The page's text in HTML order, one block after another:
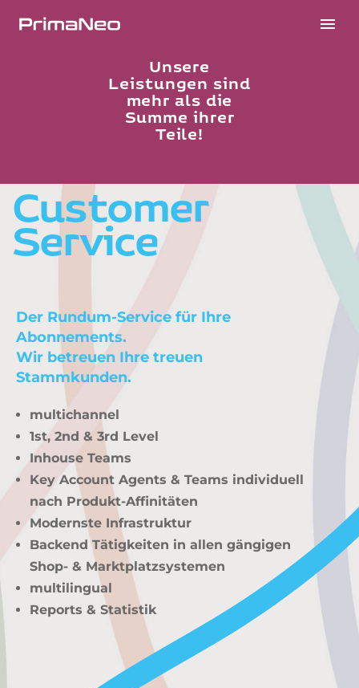
Unsere
Leistungen sind
mehr als die
Summe ihrer
Teile!
Customer
Service
Der Rundum-Service für Ihre
Abonnements.
Wir betreuen Ihre treuen
Stammkunden.
multichannel
1st, 2nd & 3rd Level
Inhouse Teams
Key Account Agents & Teams individuell
nach Produkt-Affinitäten
Modernste Infrastruktur
Backend Tätigkeiten in allen gängigen
Shop- & Marktplatzsystemen
multilingual
Reports & Statistik